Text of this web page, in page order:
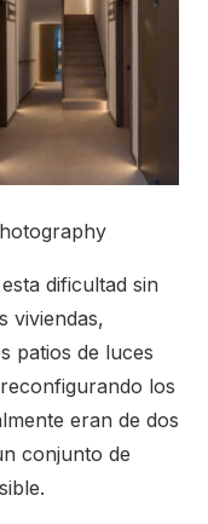
dificultad sin
viviendas,
patios de luces
los
eran de dos
conjunto de